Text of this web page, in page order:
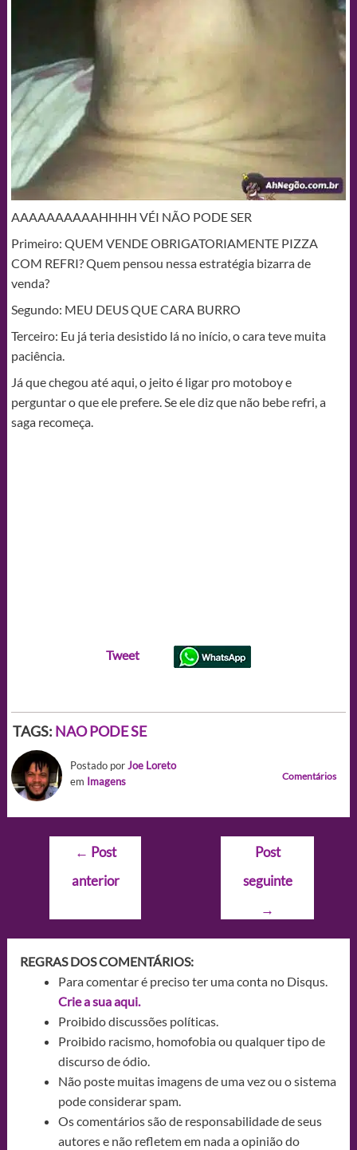
AAAAAAAAAAHHHH VÉI NÃO PODE SER
Primeiro: QUEM VENDE OBRIGATORIAMENTE PIZZA
COM REFRI? Quem pensou nessa estratégia bizarra de
venda?
Segundo: MEU DEUS QUE CARA BURRO
Terceiro: Eu já teria desistido lá no início, o cara teve muita
paciência.
Já que chegou até aqui, o jeito é ligar pro motoboy e
perguntar o que ele prefere. Se ele diz que não bebe refri, a
saga recomeça.
Tweet
TAGS: NAO PODE SE
Postado porJoe Loreto
em Imagens Comentários
Navegação
Post
← Post
anterior
Post
seguinte
→
REGRAS DOS COMENTÁRIOS:
Para comentar é preciso ter uma conta no Disqus.
Crie a sua aqui.
Proibido discussões políticas.
Proibido racismo, homofobia ou qualquer tipo de
discurso de ódio.
Não poste muitas imagens de uma vez ou o sistema
pode considerar spam.
Os comentários são de responsabilidade de seus
autores e não refletem em nada a opinião do